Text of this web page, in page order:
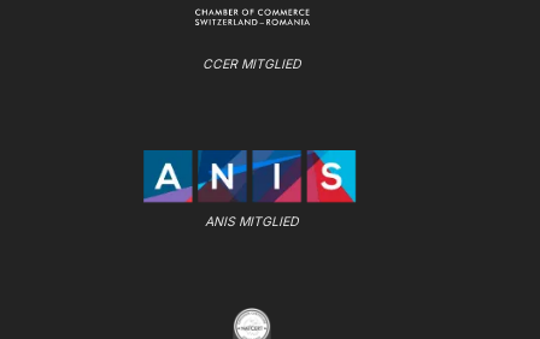
CCER MITGLIED
ANIS MITGLIED